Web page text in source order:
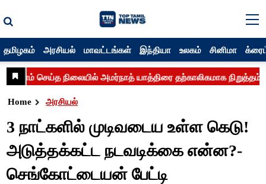
தமிழகம் அரசியல் மாவட்டங்கள் இந்தியா உலகம் சினிமா
Home அரசியல்
3 நாட்களில் முடிவடைய உள்ள கெடு!
அடுத்தக்கட்ட நடவடிக்கை என்ன?-
செங்கோட்டையன் பேட்டி